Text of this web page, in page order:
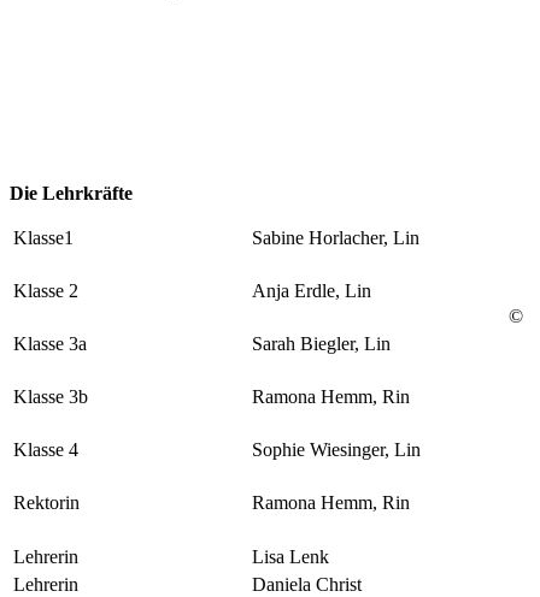
Die Lehrkräfte
Klasse1 Sabine Horlacher, Lin
Klasse 2 Anja Erdle, Lin
Klasse 3a Sarah Biegler, Lin
Klasse 3b Ramona Hemm, Rin
Klasse 4 Sophie Wiesinger, Lin
Rektorin Ramona Hemm, Rin
Lehrerin
Lisa Lenk
Lehrerin
Daniela Christ
©